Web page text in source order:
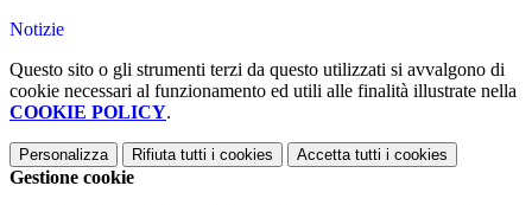
Notizie
Questo sito o gli strumenti terzi da questo utilizzati si avvalgono di
cookie necessari al funzionamento ed utili alle finalità illustrate nella
COOKIE POLICY.
Personalizza Rifiuta tutti i cookies Accetta tutti i cookies
Gestione cookie